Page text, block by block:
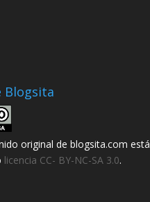
Blogsita
original de blogsita.com está
licencia CC- BY-NC-SA 3.0.